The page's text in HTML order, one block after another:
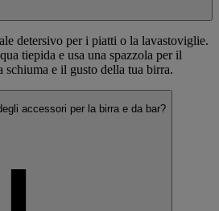
detersivo per i piatti o la lavastoviglie.
tiepida e usa una spazzola per il
schiuma e il gusto della tua birra.
accessori per la birra e da bar?